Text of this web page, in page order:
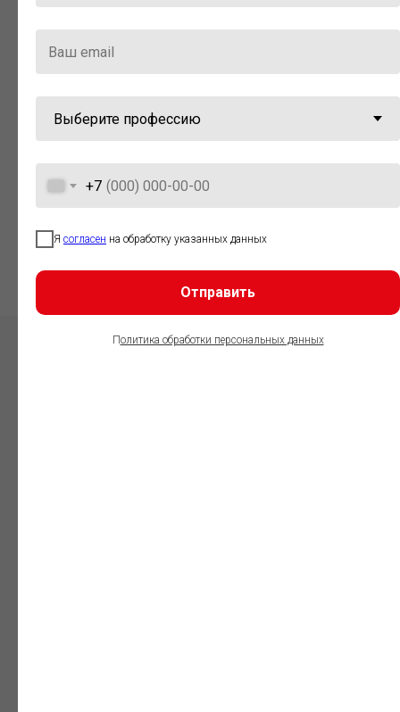
Компания «Гарант» стала
победителем премии «Время
+7
Я согласен на обработку указанных данных
Отправить
Политика обработки персональных данных